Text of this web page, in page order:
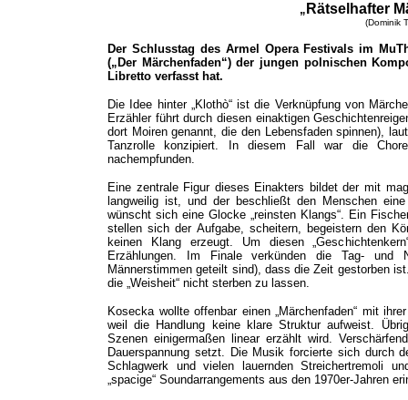
„ Rätselhafter
(Dominik
Der Schlusstag des Armel Opera Festivals im
(„Der Märchenfaden“) der jungen polnischen
Libretto verfasst hat.
Die Idee hinter „Klothò“ ist die Verknüpfung von
Erzähler führt durch diesen einaktigen
dort Moiren genannt, die den Lebensfaden spinnen),
Tanzrolle konzipiert. In diesem Fall war die
nachempfunden.
Eine zentrale Figur dieses Einakters bildet der mit
langweilig ist, und der beschließt den Menschen
wünscht sich eine Glocke „reinsten Klangs“. Ein
stellen sich der Aufgabe, scheitern, begeistern den
keinen Klang erzeugt. Um diesen
Erzählungen. Im Finale verkünden die Tag-
Männerstimmen geteilt sind), dass die Zeit gestorben
die „Weisheit“ nicht sterben zu lassen.
Kosecka wollte offenbar einen „Märchenfaden“ mit
weil die Handlung keine klare Struktur aufweist.
Szenen einigermaßen linear erzählt wird.
Dauerspannung setzt. Die Musik forcierte sich durch
Schlagwerk und vielen lauernden Streichertremoli
„spacige“ Soundarrangements aus den 1970er-Jahren